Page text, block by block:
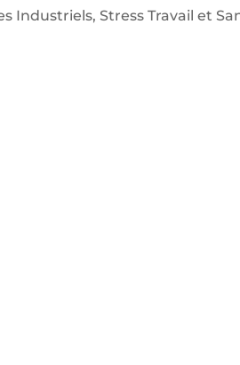
Industriels, Stress Travail et